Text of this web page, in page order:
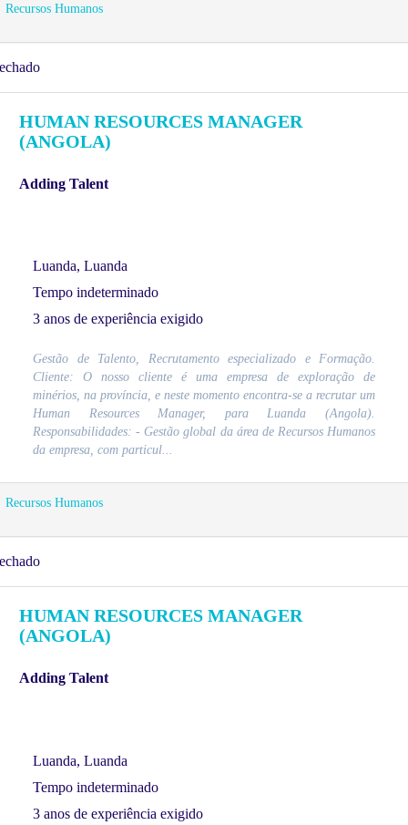
Recursos Humanos
HUMAN RESOURCES MANAGER
(ANGOLA)
Adding Talent
Luanda, Luanda
Tempo indeterminado
3 anos de experiência exigido
Gestão de Talento, Recrutamento especializado e Formação.
Cliente: O nosso cliente é uma empresa de exploração de
minérios, na província, e neste momento encontra-se a recrutar um
Human Resources Manager, para Luanda (Angola).
Responsabilidades: - Gestão global da área de Recursos Humanos
da empresa, com particul...
Recursos Humanos
HUMAN RESOURCES MANAGER
(ANGOLA)
Adding Talent
Luanda, Luanda
Tempo indeterminado
3 anos de experiência exigido